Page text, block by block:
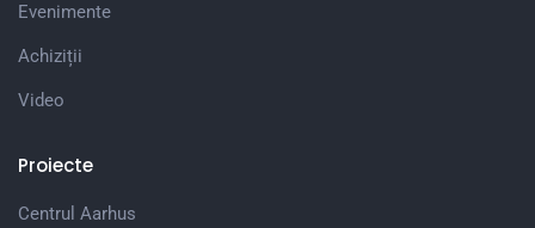
Evenimente
Achiziții
Video
Proiecte
Centrul Aarhus